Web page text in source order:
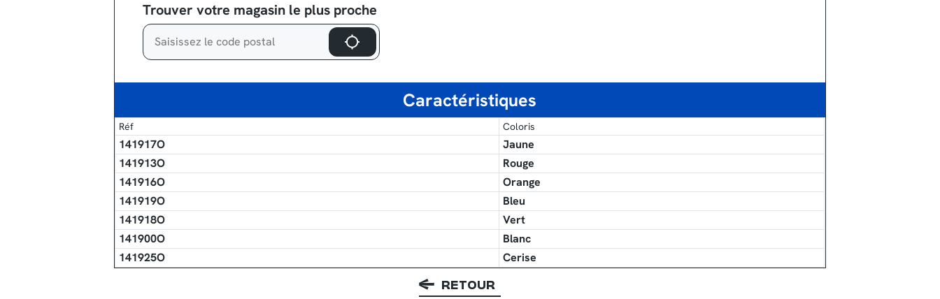
Trouver votre magasin le plus proche
Caractéristiques
Réf Coloris
141917O
Jaune
141913O
Rouge
141916O
Orange
141919O
Bleu
141918O
Vert
141900O
Blanc
141925O
Cerise
RETOUR